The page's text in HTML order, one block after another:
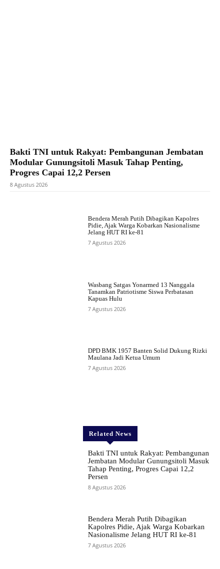
Bakti TNI untuk Rakyat: Pembangunan Jembatan
Modular Gunungsitoli Masuk Tahap Penting,
Progres Capai 12,2 Persen
8 Agustus 2026
Bendera Merah Putih Dibagikan Kapolres
Pidie, Ajak Warga Kobarkan Nasionalisme
Jelang HUT RI ke-81
7 Agustus 2026
Wasbang Satgas Yonarmed 13 Nanggala
Tanamkan Patriotisme Siswa Perbatasan
Kapuas Hulu
7 Agustus 2026
DPD BMK 1957 Banten Solid Dukung Rizki
Maulana Jadi Ketua Umum
7 Agustus 2026
Related News
Bakti TNI untuk Rakyat: Pembangunan
Jembatan Modular Gunungsitoli Masuk
Tahap Penting, Progres Capai 12,2
Persen
8 Agustus 2026
Bendera Merah Putih Dibagikan
Kapolres Pidie, Ajak Warga Kobarkan
Nasionalisme Jelang HUT RI ke-81
7 Agustus 2026